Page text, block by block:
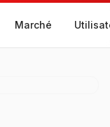
Marché